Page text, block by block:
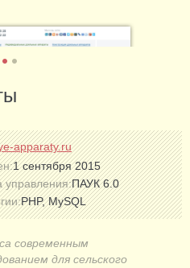
apparaty.ru
1 сентября 2015
управления:ПАУК 6.0
PHP, MySQL
современным
для сельского